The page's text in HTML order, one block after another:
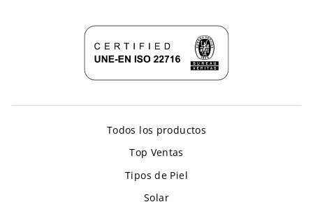
Todos los productos
Top Ventas
Tipos de Piel
Solar